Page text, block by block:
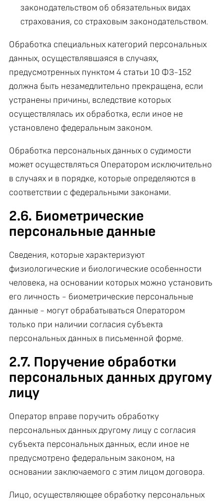
законодательством об обязательных видах
страхования, со страховым законодательством.
Обработка специальных категорий персональных
данных, осуществлявшаяся в случаях,
предусмотренных пунктом 4 статьи 10 ФЗ-152
должна быть незамедлительно прекращена, если
устранены причины, вследствие которых
осуществлялась их обработка, если иное не
установлено федеральным законом.
Обработка персональных данных о судимости
может осуществляться Оператором исключительно
в случаях и в порядке, которые определяются в
соответствии с федеральными законами.
2.6. Биометрические
персональные данные
Сведения, которые характеризуют
физиологические и биологические особенности
человека, на основании которых можно установить
его личность - биометрические персональные
данные - могут обрабатываться Оператором
только при наличии согласия субъекта
персональных данных в письменной форме.
2.7. Поручение обработки
персональных данных другому
лицу
Оператор вправе поручить обработку
персональных данных другому лицу с согласия
субъекта персональных данных, если иное не
предусмотрено федеральным законом, на
основании заключаемого с этим лицом договора.
Лицо, осуществляющее обработку персональных